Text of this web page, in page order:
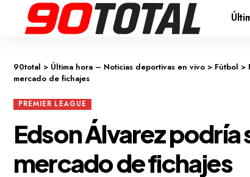
90total > Última hora – Noticias deportivas en vivo > Fútbol >
mercado de fichajes
PREMIER LEAGUE
Edson Álvarez podría
mercado de fichajes